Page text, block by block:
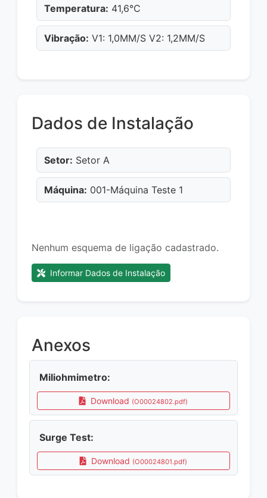
Temperatura: 41,6°C
Vibração: V1: 1,0MM/S V2: 1,2MM/S
Dados de Instalação
Setor: Setor A
Máquina: 001-Máquina Teste 1
Nenhum esquema de ligação cadastrado.
Informar Dados de Instalação
Anexos
Miliohmimetro:
Download (O00024802.pdf)
Surge Test:
Download (O00024801.pdf)